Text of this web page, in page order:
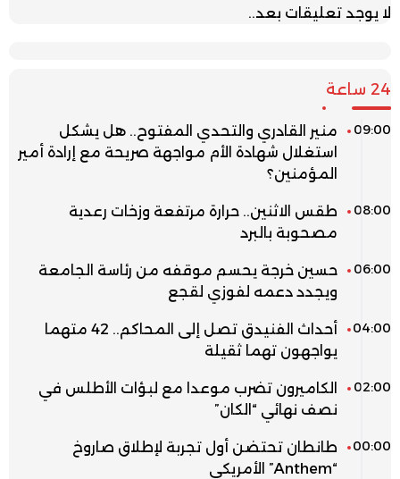
لا يوجد تعليقات بعد..
24 ساعة
09:00
منير القادري والتحدي المفتوح.. هل يشكل
استغلال شهادة الأم مواجهة صريحة مع إرادة أمير
المؤمنين؟
08:00
طقس الاثنين.. حرارة مرتفعة وزخات رعدية
مصحوبة بالبرد
06:00
حسين خرجة يحسم موقفه من رئاسة الجامعة
ويجدد دعمه لفوزي لقجع
04:00
أحداث الفنيدق تصل إلى المحاكم.. 42 متهما
يواجهون تهما ثقيلة
02:00
الكاميرون تضرب موعدا مع لبؤات الأطلس في
نصف نهائي “الكان”
00:00
طانطان تحتضن أول تجربة لإطلاق صاروخ
“Anthem” الأمريكي